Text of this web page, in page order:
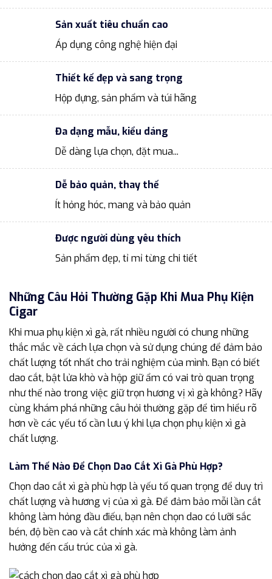
Sản xuất tiêu chuẩn cao
Áp dụng công nghệ hiện đại
Thiết kế đẹp và sang trọng
Hộp đựng, sản phẩm và túi hãng
Đa dạng mẫu, kiểu dáng
Dễ dàng lựa chọn, đặt mua...
Dễ bảo quản, thay thế
Ít hỏng hóc, mang và bảo quản
Được người dùng yêu thích
Sản phẩm đẹp, tỉ mỉ từng chi tiết
Những Câu Hỏi Thường Gặp Khi Mua Phụ Kiện
Cigar
Khi mua phụ kiện xì gà, rất nhiều người có chung những
thắc mắc về cách lựa chọn và sử dụng chúng để đảm bảo
chất lượng tốt nhất cho trải nghiệm của mình. Bạn có biết
dao cắt, bật lửa khò và hộp giữ ẩm có vai trò quan trọng
như thế nào trong việc giữ trọn hương vị xì gà không? Hãy
cùng khám phá những câu hỏi thường gặp để tìm hiểu rõ
hơn về các yếu tố cần lưu ý khi lựa chọn phụ kiện xì gà
chất lượng.
Làm Thế Nào Để Chọn Dao Cắt Xì Gà Phù Hợp?
Chọn dao cắt xì gà phù hợp là yếu tố quan trọng để duy trì
chất lượng và hương vị của xì gà. Để đảm bảo mỗi lần cắt
không làm hỏng đầu điếu, bạn nên chọn dao có lưỡi sắc
bén, độ bền cao và cắt chính xác mà không làm ảnh
hưởng đến cấu trúc của xì gà.